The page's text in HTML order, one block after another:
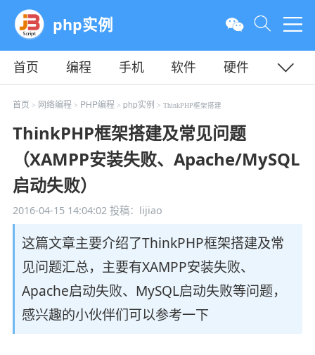
php实例
首页 编程 手机 软件
硬件
教程
平面 服务器
首页 > 网络编程 > PHP编程 > php实例 > ThinkPHP框架搭建
ThinkPHP框架搭建及常见问题
（XAMPP安装失败、Apache/MySQL
启动失败）
2016-04-15 14:04:02投稿：lijiao
这篇文章主要介绍了ThinkPHP框架搭建及常
见问题汇总，主要有XAMPP安装失败、
Apache启动失败、MySQL启动失败等问题，
感兴趣的小伙伴们可以参考一下